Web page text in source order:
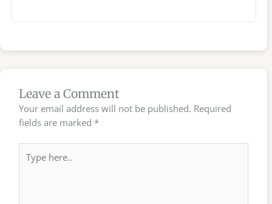
Leave a Comment
Your email address will not be published. Required
fields are marked *
here..